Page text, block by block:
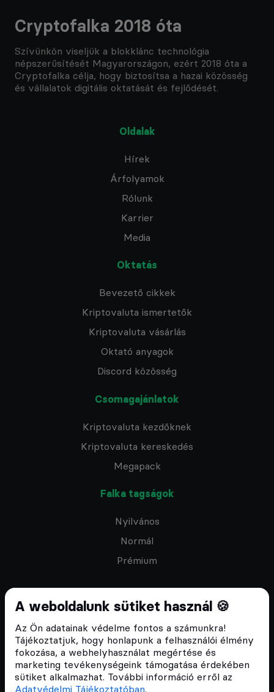
A weboldalunk sütiket használ 🍪
Az Ön adatainak védelme fontos a számunkra!
Tájékoztatjuk, hogy honlapunk a felhasználói élmény
fokozása, a webhelyhasználat megértése és
marketing tevékenységeink támogatása érdekében
sütiket alkalmazhat. További információ erről az
Adatvédelmi Tájékoztatóban.
Cryptofalka 2018 óta
Szívünkön viseljük a blokklánc technológia
népszerűsítését Magyarországon, ezért 2018 óta a
Cryptofalka célja, hogy biztosítsa a hazai közösség
és vállalatok digitális oktatását és fejlődését.
Oldalak
Hírek
Árfolyamok
Rólunk
Karrier
Media
Oktatás
Bevezető cikkek
Kriptovaluta ismertetők
Kriptovaluta vásárlás
Oktató anyagok
Discord közösség
Csomagajánlatok
Kriptovaluta kezdőknek
Kriptovaluta kereskedés
Megapack
Falka tagságok
Nyilvános
Normál
Prémium
Feliratkozom a hírlevélre